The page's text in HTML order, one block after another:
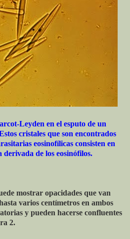
Leyden en el esputo de un
cristales que son encontrados
eosinofílicas consisten en
derivada de los eosinófilos.
mostrar opacidades que van
varios centímetros en ambos
y pueden hacerse confluentes
2.